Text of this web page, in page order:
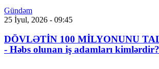
Gündəm
25 İyul, 2026 - 09:45
DÖVLƏTİN 100 MİLYONUNU
- Həbs olunan iş adamları kimlərdir?